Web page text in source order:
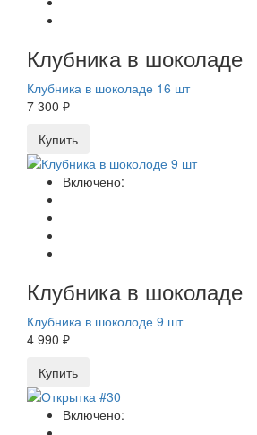
Клубника в шоколаде
Клубника в шоколаде 16 шт
7 300 ₽
Купить
Включено:
Клубника в шоколаде
Клубника в шоколоде 9 шт
4 990 ₽
Купить
Включено: